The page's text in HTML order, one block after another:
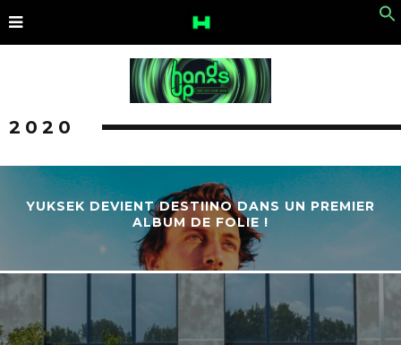
2020
YUKSEK DEVIENT DESTIINO DANS UN PREMIER
ALBUM DE FOLIE !